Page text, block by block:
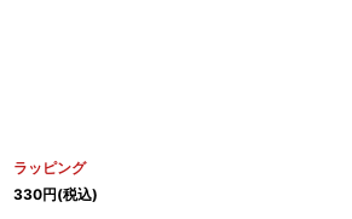
ラッピング
330円(税込)